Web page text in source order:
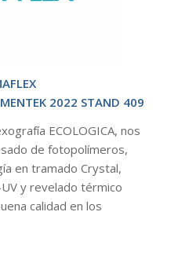
2022 STAND 409
ECOLOGICA, nos
de fotopolímeros,
en tramado Crystal,
y revelado térmico
calidad en los